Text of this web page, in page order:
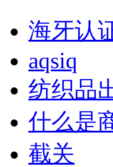
海牙认
aqsiq
纺织品
什么是
截关